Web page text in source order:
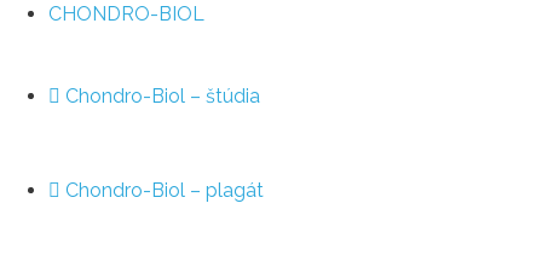
CHONDRO-BIOL
Chondro-Biol – štúdia
Chondro-Biol – plagát